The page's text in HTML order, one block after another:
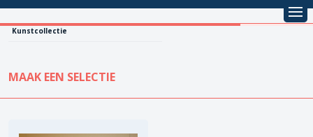
Kunstcollectie
MAAK EEN SELECTIE
KUNSTCOLLECTIE